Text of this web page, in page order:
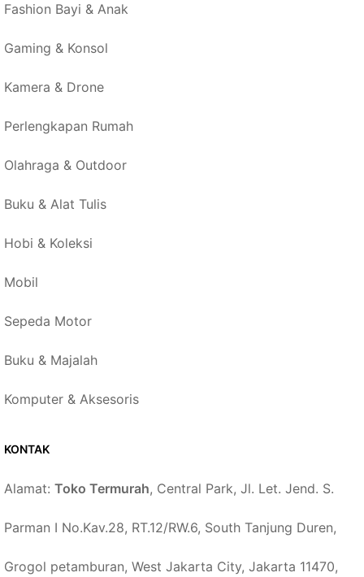
Fashion Bayi & Anak
Gaming & Konsol
Kamera & Drone
Perlengkapan Rumah
Olahraga & Outdoor
Buku & Alat Tulis
Hobi & Koleksi
Mobil
Sepeda Motor
Buku & Majalah
Komputer & Aksesoris
KONTAK
Alamat: Toko Termurah, Central Park, Jl. Let. Jend. S.
Parman I No.Kav.28, RT.12/RW.6, South Tanjung Duren,
Grogol petamburan, West Jakarta City, Jakarta 11470,